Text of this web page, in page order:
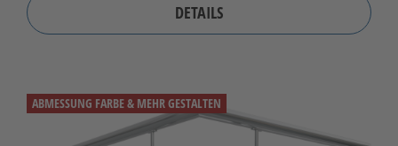
DETAILS
ABMESSUNG FARBE & MEHR GESTALTEN